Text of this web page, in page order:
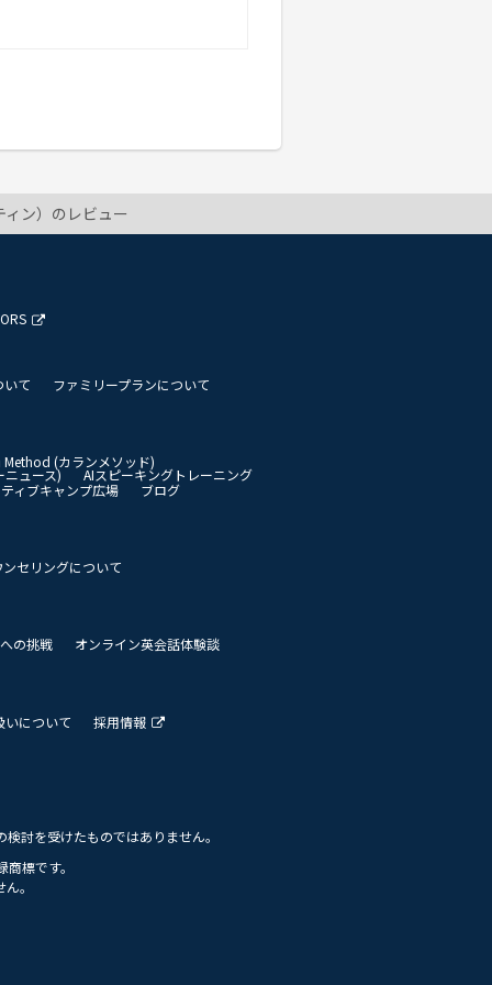
ン）のレビュー
いて ファミリープランについて
Method (カランメソッド)
ニュース)
AIスピーキングトレーニング
ィブキャンプ広場 ブログ
ンセリングについて
の挑戦 オンライン英会話体験談
いについて 採用情報
討を受けたものではありません。
標です。
。